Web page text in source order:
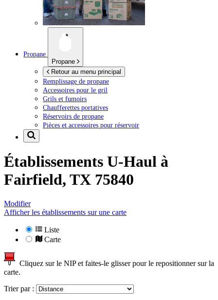
Propane
Propane
Retour au menu principal
Remplissage de propane
Accessoires pour le gril
Grils et fumoirs
Chaufferettes portatives
Réservoirs de propane
Pièces et accessoires pour réservoir
Établissements U-Haul à
Fairfield, TX 75840
Modifier
Afficher les établissements sur une carte
Liste
Carte
Cliquez sur le NIP et faites-le glisser pour le repositionner sur la
carte.
Trier par :